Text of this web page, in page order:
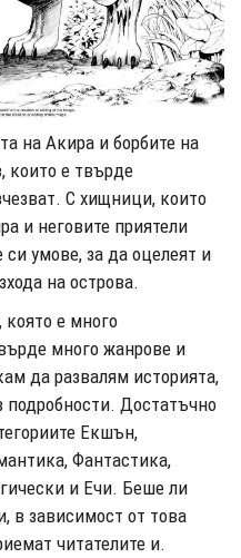
на Акира и борбите на
които е твърде
С хищници, които
и неговите приятели
си умове, за да оцелеят и
на острова.
която е много
много жанрове и
да развалям историята,
Достатъчно
Екшън,
Фантастика,
и Ечи. Беше ли
в зависимост от това
читателите и.